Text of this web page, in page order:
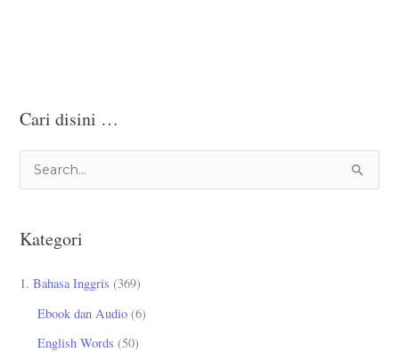
Cari disini …
i
u
Kategori
1. Bahasa Inggris (369)
Ebook dan Audio (6)
English Words (50)